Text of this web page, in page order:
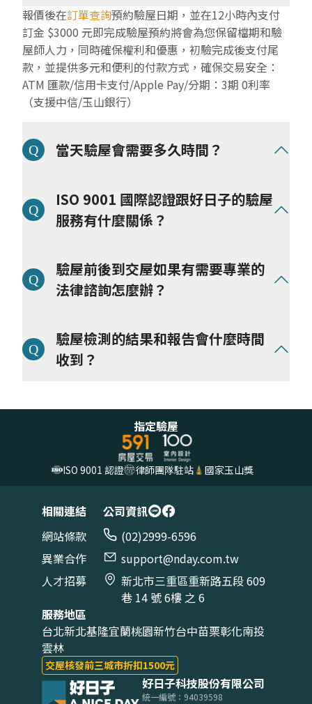
報價後在訂單查詢預約驗屋日期，並在12小時內支付
訂金 $3000 元即完成驗屋預約將會為您保留檔期和驗
屋師人力，同時確保權利和優惠，初驗完成後支付尾
款，並提供多元和便利的付款方式，確保交易安全：
ATM 匯款/信用卡支付/Apple Pay/分期：3期 0利率
（支援中信/玉山銀行）
當天驗屋會需要多久時間？
問題為目標，
將依照坪數和屋況調派驗屋師人力：
● 透天屋況（40～50坪) 一般約為 4-5 小時(以上)
ISO 9001 國際認證跟好日子的驗屋
服務有什麼關係？
好日子科技驗屋在意使用者的良好服務體驗，透過創新
數位科技解決住屋問題，全面了解每一處細節，樹立行
業標準、透明化住房環境的每一哩建造之路，所以我們
程，並取得國際品質管理系統的認證：
我們遵循以下 5 大面向，維持每一次案件的服務品
質：品質保證、流程透明、客戶滿意度、持續改進、法
驗屋前後到交屋如果有需要專業的
法律諮詢怎麼辦？
的屋主 (註)免費法律諮詢服務和合約審查，為避免糾紛
與爭議，將協助釐清問題和給予專業建議，讓你從買
房、驗屋、交屋到入住的旅程中，都擁有最安心和良好
*註：根據方案而定
驗屋檢測的結果和報告會什麼時間
收到？
的缺失和修繕項目，完整驗屋報告於 24小時內（工作
日計算）提供「AI智慧驗屋報告」和「驗屋報告電子
指定驗屋
ISO 9001 認證 律師團隊駐站 國家玉山獎
相關連結
網站條款
異業合作
人才招募
公司資訊
(02)2999-6596
support@nday.com.tw
新北市三重區重新路五段 609
巷 14 號 6樓 之 6
服務地區
台北新北基隆宜蘭桃園新竹台中苗栗彰化南投
雲林
交屋核發前三城市折扣1500元
好日子科技股份有限公司
統一編號：94039598